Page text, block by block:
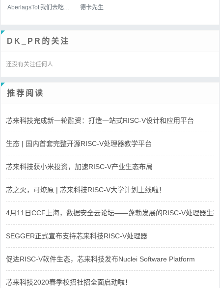
AberlagsTot 德卡先生
DK_PR的关注
还没有关注任何人
推荐阅读
芯来科技完成新一轮融资：打造一站式RISC-V设计和应用平台
生态 | 国内首套完整开源RISC-V处理器教学平台
芯来科技获小米投资，加速RISC-V产业生态布局
芯之火，可燎原 | 芯来科技RISC-V大学计划上线啦！
4月11日CCF上海，数据安全云论坛——蓬勃发展的RISC-V处理器生态
SEGGER正式宣布支持芯来科技RISC-V处理器
促进RISC-V软件生态，芯来科技发布Nuclei Software Platform
芯来科技2020春季校招社招全面启动啦！